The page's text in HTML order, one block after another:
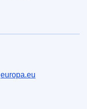
europa.eu